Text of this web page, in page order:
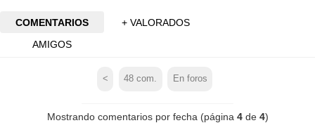
COMENTARIOS
+ VALORADOS
AMIGOS
< 48 com. En foros
Mostrando comentarios por fecha (página 4de 4)